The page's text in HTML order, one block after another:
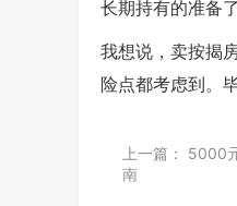
长期持有的准备
我想说，卖按揭
险点都考虑到。
上一篇：
5000
南